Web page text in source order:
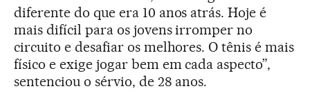
diferente do que era 10 anos atrás. Hoje é
mais difícil para os jovens irromper no
circuito e desafiar os melhores. O tênis é mais
físico e exige jogar bem em cada aspecto”,
sentenciou o sérvio, de 28 anos.